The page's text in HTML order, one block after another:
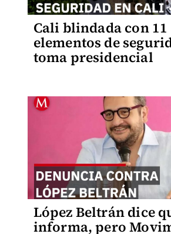
Cali blindada con
elementos de
toma presidencial
López Beltrán dice
informa, pero